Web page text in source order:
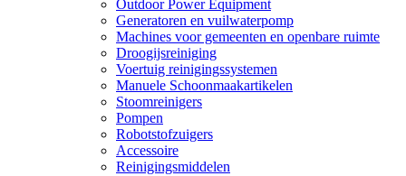
Outdoor Power Equipment
Generatoren en vuilwaterpomp
Machines voor gemeenten en openbare ruimte
Droogijsreiniging
Voertuig reinigingssystemen
Manuele Schoonmaakartikelen
Stoomreinigers
Pompen
Robotstofzuigers
Accessoire
Reinigingsmiddelen